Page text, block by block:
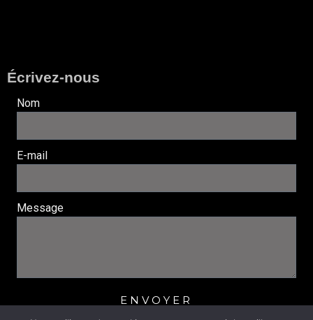
Écrivez-nous
Nom
E-mail
Message
ENVOYER